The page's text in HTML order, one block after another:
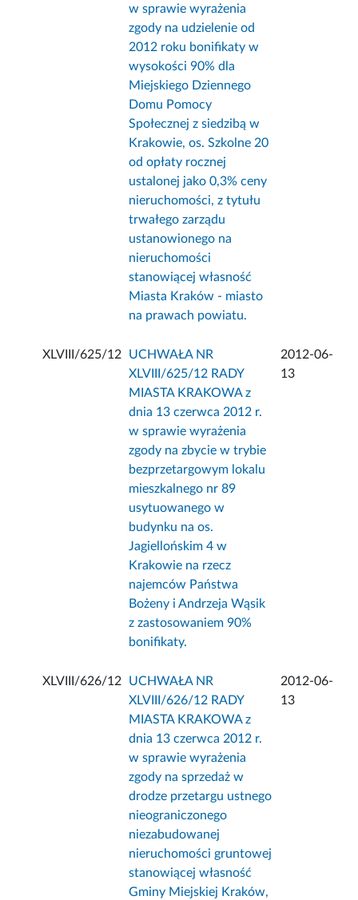
w sprawie wyrażenia
zgody na udzielenie od
2012 roku bonifikaty w
wysokości 90% dla
Miejskiego Dziennego
Domu Pomocy
Społecznej z siedzibą w
Krakowie, os. Szkolne 20
od opłaty rocznej
ustalonej jako 0,3% ceny
nieruchomości, z tytułu
trwałego zarządu
ustanowionego na
nieruchomości
stanowiącej własność
Miasta Kraków - miasto
na prawach powiatu.
XLVIII/625/12
UCHWAŁA NR
XLVIII/625/12 RADY
MIASTA KRAKOWA z
dnia 13 czerwca 2012 r.
w sprawie wyrażenia
zgody na zbycie w trybie
bezprzetargowym lokalu
mieszkalnego nr 89
usytuowanego w
budynku na os.
Jagiellońskim 4 w
Krakowie na rzecz
najemców Państwa
Bożeny i Andrzeja Wąsik
z zastosowaniem 90%
bonifikaty.
2012-06-
13
XLVIII/626/12
UCHWAŁA NR
XLVIII/626/12 RADY
MIASTA KRAKOWA z
dnia 13 czerwca 2012 r.
w sprawie wyrażenia
zgody na sprzedaż w
drodze przetargu ustnego
nieograniczonego
niezabudowanej
nieruchomości gruntowej
stanowiącej własność
Gminy Miejskiej Kraków,
2012-06-
13